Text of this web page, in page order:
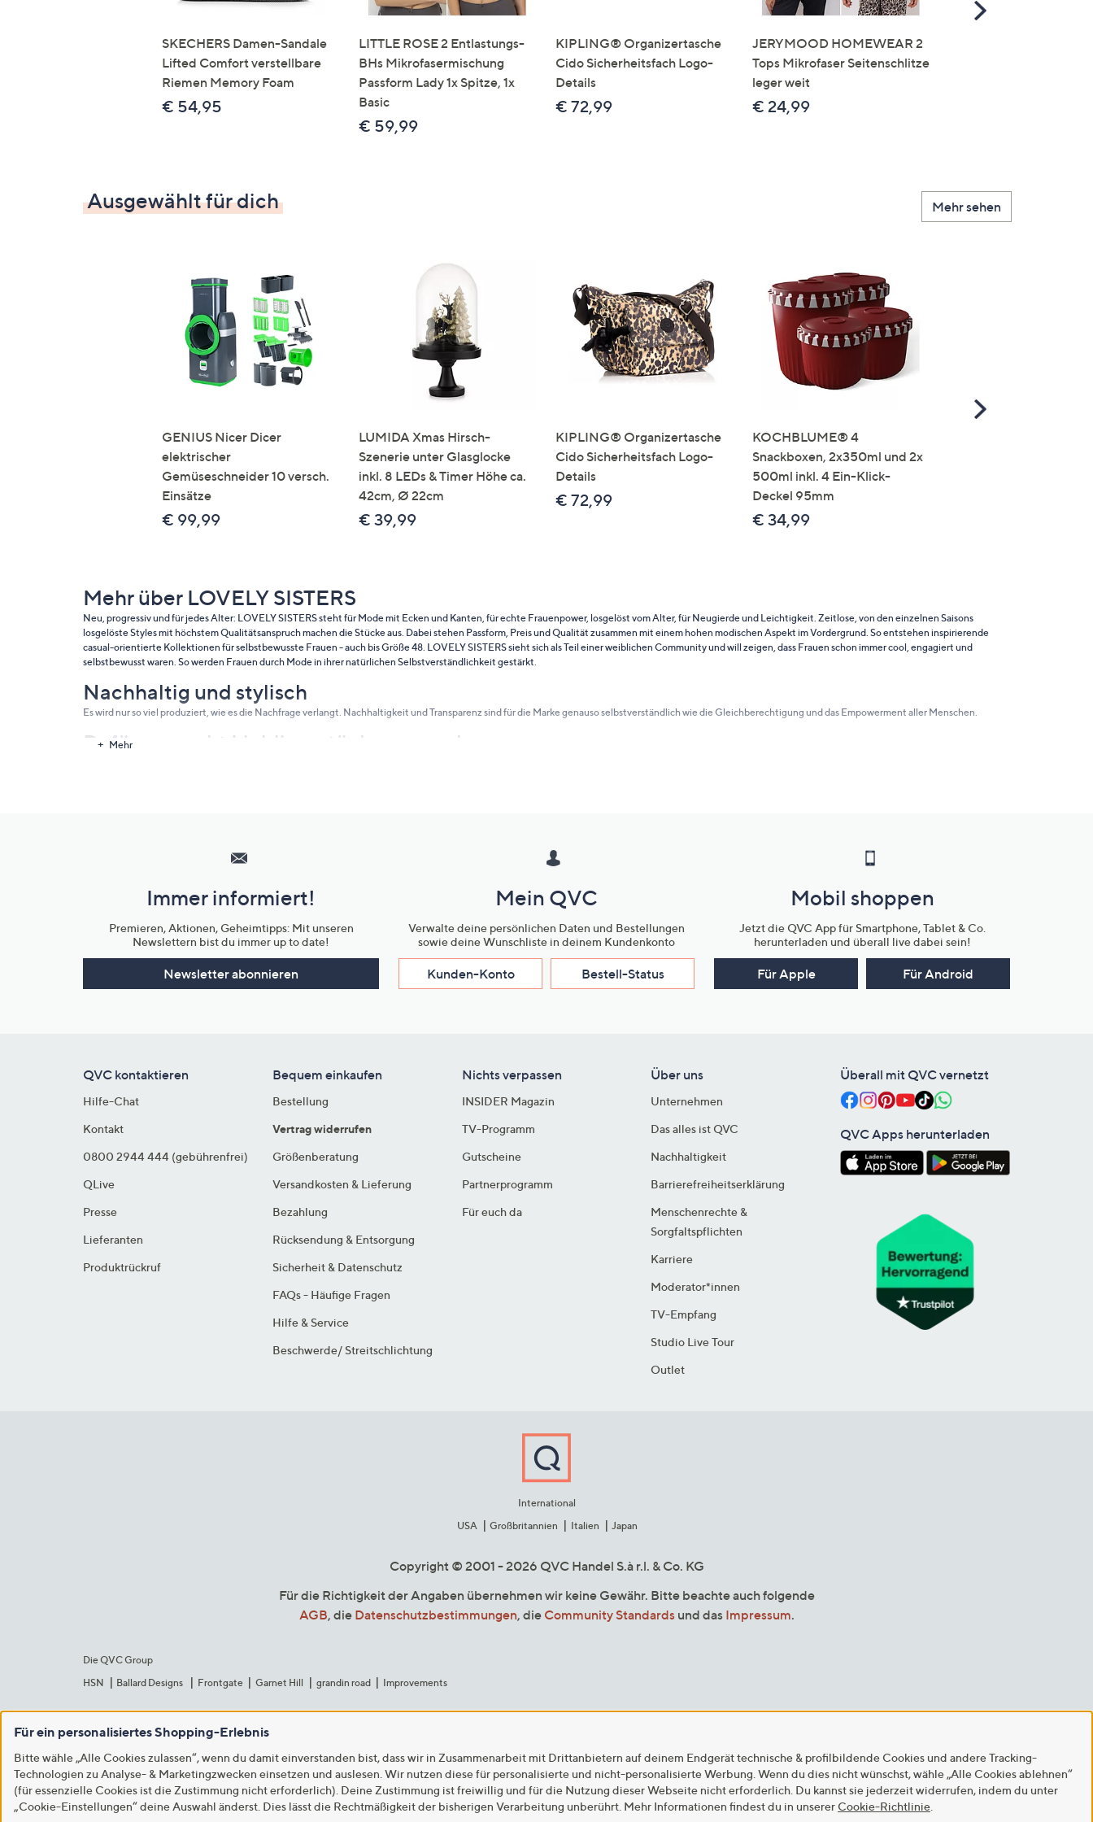
SKECHERS Damen-Sandale
Lifted Comfort verstellbare
Riemen Memory Foam
€ 54,95
LITTLE ROSE 2 Entlastungs-
BHs Mikrofasermischung
Passform Lady 1x Spitze, 1x
Basic
€ 59,99
KIPLING® Organizertasche
Cido Sicherheitsfach Logo-
Details
€ 72,99
JERYMOOD HOMEWEAR 2
Tops Mikrofaser Seitenschlitze
leger weit
€ 24,99
Scroll
Ausgewählt für dich Mehr sehen
GENIUS Nicer Dicer
elektrischer
Gemüseschneider 10 versch.
Einsätze
€ 99,99
LUMIDA Xmas Hirsch-
Szenerie unter Glasglocke
inkl. 8 LEDs & Timer Höhe ca.
42cm, Ø 22cm
€ 39,99
KIPLING® Organizertasche
Cido Sicherheitsfach Logo-
Details
€ 72,99
KOCHBLUME® 4
Snackboxen, 2x350ml und 2x
500ml inkl. 4 Ein-Klick-
Deckel 95mm
€ 34,99
Scroll
Mehr über LOVELY SISTERS
Neu, progressiv und für jedes Alter: LOVELY SISTERS steht für Mode mit Ecken und Kanten, für echte Frauenpower, losgelöst vom Alter, für Neugierde und Leichtigkeit. Zeitlose, von den einzelnen Saisons
losgelöste Styles mit höchstem Qualitätsanspruch machen die Stücke aus. Dabei stehen Passform, Preis und Qualität zusammen mit einem hohen modischen Aspekt im Vordergrund. So entstehen inspirierende
casual-orientierte Kollektionen für selbstbewusste Frauen - auch bis Größe 48. LOVELY SISTERS sieht sich als Teil einer weiblichen Community und will zeigen, dass Frauen schon immer cool, engagiert und
selbstbewusst waren. So werden Frauen durch Mode in ihrer natürlichen Selbstverständlichkeit gestärkt.
Nachhaltig und stylisch
Es wird nur so viel produziert, wie es die Nachfrage verlangt. Nachhaltigkeit und Transparenz sind für die Marke genauso selbstverständlich wie die Gleichberechtigung und das Empowerment aller Menschen.
Dafür gemacht Lieblingsstücke zu werden
Mehr
Unternehmensinformationen
Immer informiert!
Premieren, Aktionen, Geheimtipps: Mit unseren
Newslettern bist du immer up to date!
Newsletter abonnieren
Mein QVC
Verwalte deine persönlichen Daten und Bestellungen
sowie deine Wunschliste in deinem Kundenkonto
Kunden-Konto Bestell-Status
Mobil shoppen
Jetzt die QVC App für Smartphone, Tablet & Co.
herunterladen und überall live dabei sein!
Für Apple Für Android
QVC kontaktieren
Hilfe-Chat
Kontakt
0800 2944 444 (gebührenfrei)
QLive
Presse
Lieferanten
Produktrückruf
Bequem einkaufen
Bestellung
Vertrag widerrufen
Größenberatung
Versandkosten & Lieferung
Bezahlung
Rücksendung & Entsorgung
Sicherheit & Datenschutz
FAQs - Häufige Fragen
Hilfe & Service
Beschwerde/ Streitschlichtung
Nichts verpassen
INSIDER Magazin
TV-Programm
Gutscheine
Partnerprogramm
Für euch da
Über uns
Unternehmen
Das alles ist QVC
Nachhaltigkeit
Barrierefreiheitserklärung
Menschenrechte &
Sorgfaltspflichten
Karriere
Moderator*innen
TV-Empfang
Studio Live Tour
Outlet
Überall mit QVC vernetzt
QVC Apps herunterladen
International
USA
Großbritannien Italien Japan
Copyright © 2001 - 2026 QVC Handel S.à r.l. & Co. KG
Für die Richtigkeit der Angaben übernehmen wir keine Gewähr. Bitte beachte auch folgende
AGB, die Datenschutzbestimmungen, die Community Standardsund das Impressum.
Die QVC Group
HSN
Ballard Designs Frontgate Garnet Hill grandin road Improvements
Für ein personalisiertes Shopping-Erlebnis
Bitte wähle „Alle Cookies zulassen“, wenn du damit einverstanden bist, dass wir in Zusammenarbeit mit Drittanbietern auf deinem Endgerät technische & profilbildende Cookies und andere Tracking-
Technologien zu Analyse- & Marketingzwecken einsetzen und auslesen. Wir nutzen diese für personalisierte und nicht-personalisierte Werbung. Wenn du dies nicht wünschst, wähle „Alle Cookies ablehnen“
(für essenzielle Cookies ist die Zustimmung nicht erforderlich). Deine Zustimmung ist freiwillig und für die Nutzung dieser Webseite nicht erforderlich. Du kannst sie jederzeit widerrufen, indem du unter
„Cookie-Einstellungen“ deine Auswahl änderst. Dies lässt die Rechtmäßigkeit der bisherigen Verarbeitung unberührt. Mehr Informationen findest du in unserer Cookie-Richtlinie